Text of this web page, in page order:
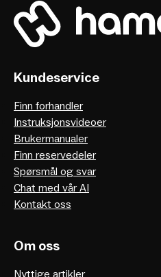
Kundeservice
Finn forhandler
Instruksjonsvideoer
Brukermanualer
Finn reservedeler
Spørsmål og svar
Chat med vår AI
Kontakt oss
Om oss
Nyttige artikler